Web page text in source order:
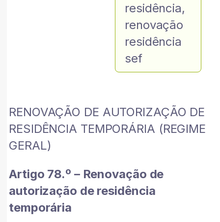
residência,
renovação
residência
sef
RENOVAÇÃO DE AUTORIZAÇÃO DE
RESIDÊNCIA TEMPORÁRIA (REGIME
GERAL)
Artigo 78.º – Renovação de
autorização de residência
temporária